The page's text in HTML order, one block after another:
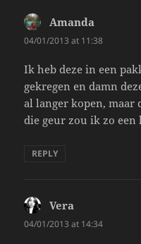
Amanda
04/01/2013 at 11:38
Ik heb deze in een
gekregen en damn
al langer kopen, maar
die geur zou ik zo
REPLY
Vera
04/01/2013 at 14:34